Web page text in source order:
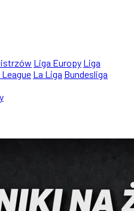
Liga Europy Liga
La Liga Bundesliga